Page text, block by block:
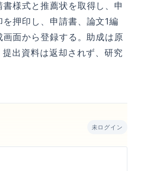
様式と推薦状を取得し、申
押印し、申請書、論文1編
面から登録する。助成は原
出資料は返却されず、研究
未ログイン